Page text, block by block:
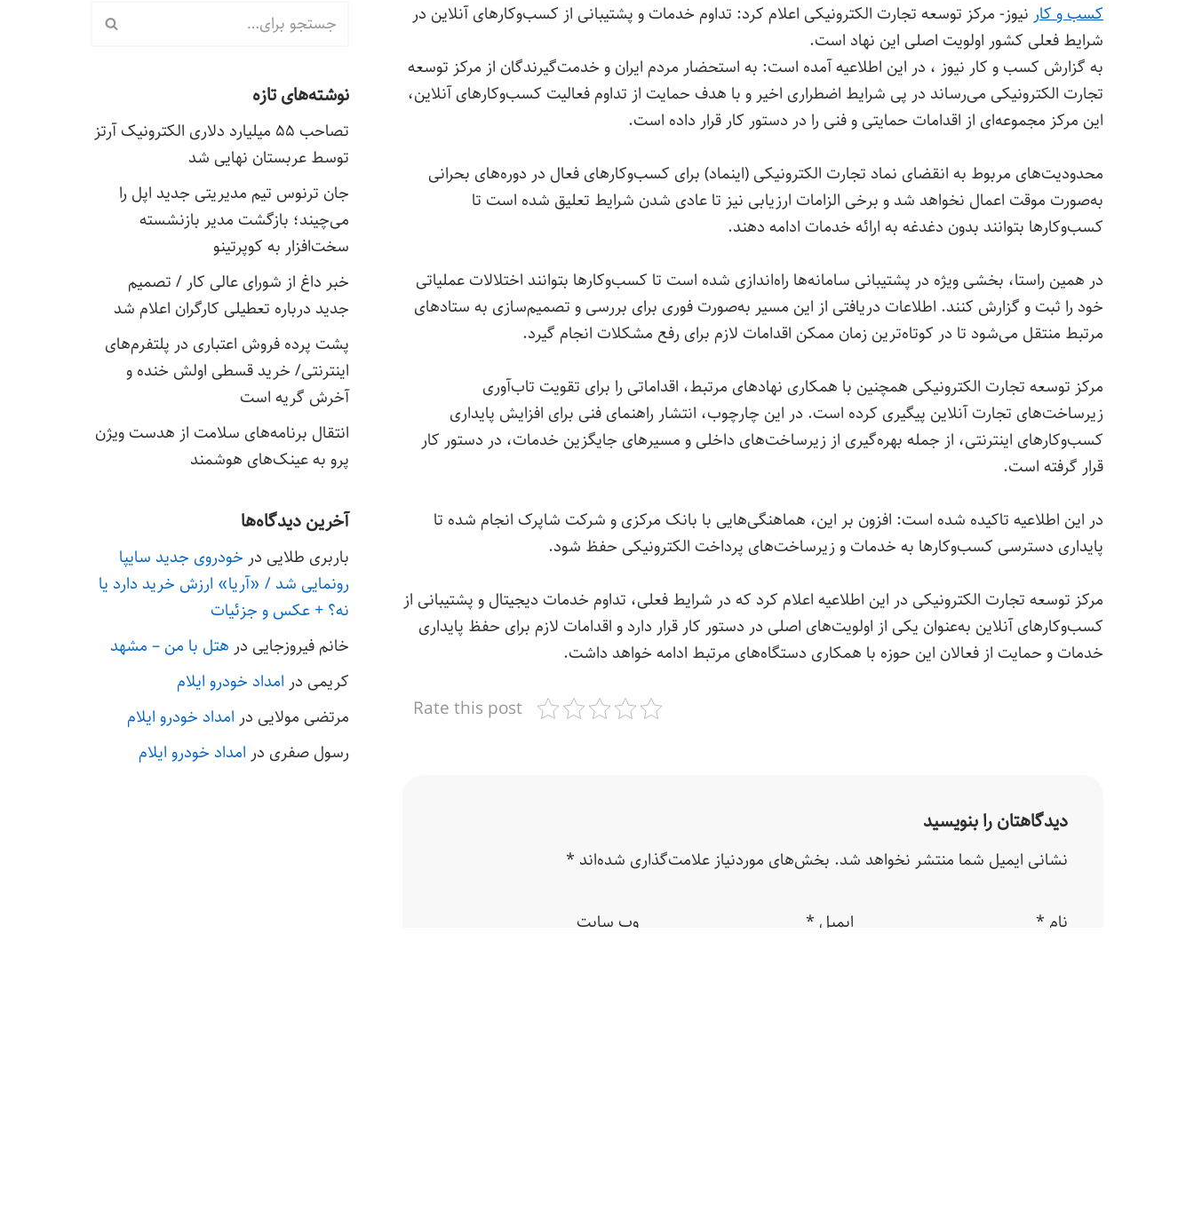
کسب و کار نیوز- مرکز توسعه تجارت الکترونیکی اعلام کرد: تداوم خدمات و پشتیبانی از کسب‌وکارهای آنلاین در
شرایط فعلی کشور اولویت اصلی این نهاد است.
به گزارش کسب و کار نیوز ، در این اطلاعیه آمده است: به استحضار مردم ایران و خدمت‌گیرندگان از مرکز توسعه
تجارت الکترونیکی می‌رساند در پی شرایط اضطراری اخیر و با هدف حمایت از تداوم فعالیت کسب‌وکارهای آنلاین،
این مرکز مجموعه‌ای از اقدامات حمایتی و فنی را در دستور کار قرار داده است.
محدودیت‌های مربوط به انقضای نماد تجارت الکترونیکی (اینماد) برای کسب‌وکارهای فعال در دوره‌های بحرانی
به‌صورت موقت اعمال نخواهد شد و برخی الزامات ارزیابی نیز تا عادی شدن شرایط تعلیق شده است تا
کسب‌وکارها بتوانند بدون دغدغه به ارائه خدمات ادامه دهند.
در همین راستا، بخشی ویژه در پشتیبانی سامانه‌ها راه‌اندازی شده است تا کسب‌وکارها بتوانند اختلالات عملیاتی
خود را ثبت و گزارش کنند. اطلاعات دریافتی از این مسیر به‌صورت فوری برای بررسی و تصمیم‌سازی به ستادهای
مرتبط منتقل می‌شود تا در کوتاه‌ترین زمان ممکن اقدامات لازم برای رفع مشکلات انجام گیرد.
مرکز توسعه تجارت الکترونیکی همچنین با همکاری نهادهای مرتبط، اقداماتی را برای تقویت تاب‌آوری
زیرساخت‌های تجارت آنلاین پیگیری کرده است. در این چارچوب، انتشار راهنمای فنی برای افزایش پایداری
کسب‌وکارهای اینترنتی، از جمله بهره‌گیری از زیرساخت‌های داخلی و مسیرهای جایگزین خدمات، در دستور کار
قرار گرفته است.
در این اطلاعیه تاکیده شده است: افزون بر این، هماهنگی‌هایی با بانک مرکزی و شرکت شاپرک انجام شده تا
پایداری دسترسی کسب‌وکارها به خدمات و زیرساخت‌های پرداخت الکترونیکی حفظ شود.
مرکز توسعه تجارت الکترونیکی در این اطلاعیه اعلام کرد که در شرایط فعلی، تداوم خدمات دیجیتال و پشتیبانی از
کسب‌وکارهای آنلاین به‌عنوان یکی از اولویت‌های اصلی در دستور کار قرار دارد و اقدامات لازم برای حفظ پایداری
خدمات و حمایت از فعالان این حوزه با همکاری دستگاه‌های مرتبط ادامه خواهد داشت.
Rate this post
دیدگاهتان را بنویسید
نشانی ایمیل شما منتشر نخواهد شد. بخش‌های موردنیاز علامت‌گذاری شده‌اند *
نام * ایمیل * وب‌ سایت
نوشته‌های تازه
تصاحب ۵۵ میلیارد دلاری الکترونیک آرتز
توسط عربستان نهایی شد
جان ترنوس تیم مدیریتی جدید اپل را
می‌چیند؛ بازگشت مدیر بازنشسته
سخت‌افزار به کوپرتینو
خبر داغ از شورای عالی کار / تصمیم
جدید درباره تعطیلی کارگران اعلام شد
پشت پرده فروش اعتباری در پلتفرم‌های
اینترنتی/ خرید قسطی اولش خنده و
آخرش گریه است
انتقال برنامه‌های سلامت از هدست ویژن
پرو به عینک‌های هوشمند
آخرین دیدگاه‌ها
باربری طلایی در خودروی جدید سایپا
رونمایی شد / «آریا» ارزش خرید دارد یا
نه؟ + عکس و جزئیات
خانم فیروزجایی در هتل با من – مشهد
کریمی در امداد خودرو ایلام
مرتضی مولایی در امداد خودرو ایلام
رسول صفری در امداد خودرو ایلام